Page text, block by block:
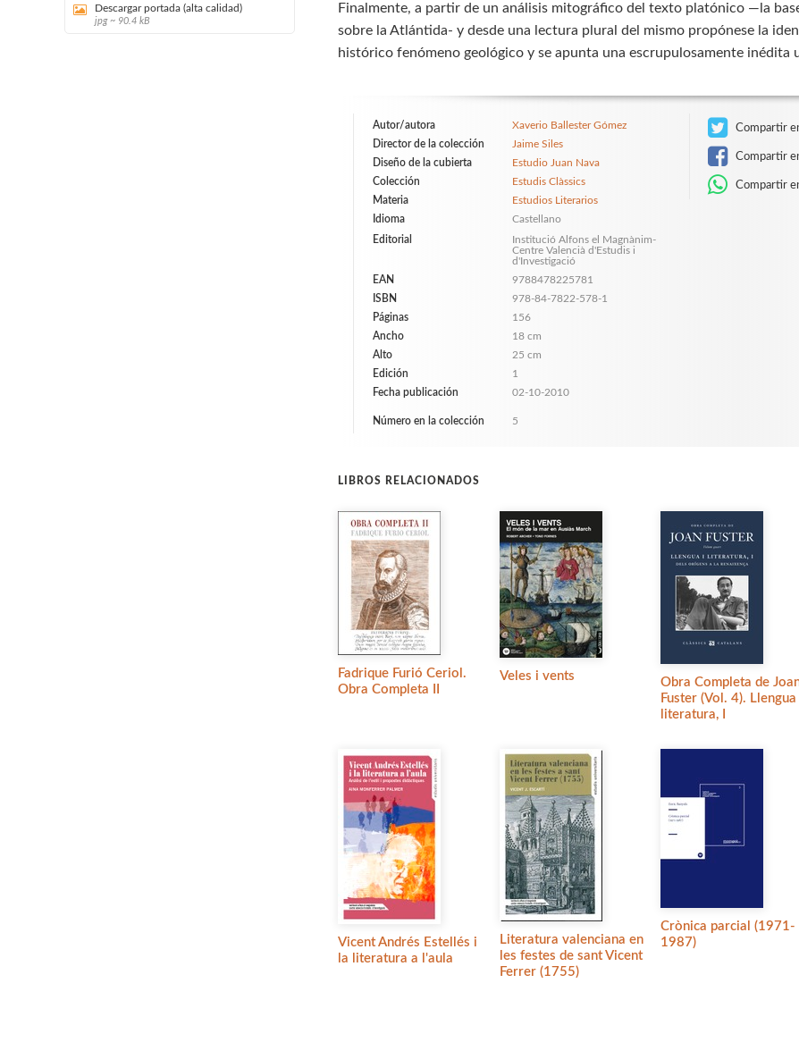
Descargar portada (alta calidad)
jpg ~ 90.4 kB
Finalmente, a partir de un análisis mitográfico del texto platónico —la
sobre la Atlántida- y desde una lectura plural del mismo propónese la
histórico fenómeno geológico y se apunta una escrupulosamente inédita
Autor/autora
Xaverio Ballester Gómez
Director de la colección
Jaime Siles
Diseño de la cubierta
Estudio Juan Nava
Colección
Estudis Clàssics
Materia
Estudios Literarios
Idioma
Castellano
Editorial
Institució Alfons el Magnànim-
Centre Valencià d'Estudis i
d'Investigació
EAN
9788478225781
ISBN
978-84-7822-578-1
Páginas
156
Ancho
18 cm
Alto
25 cm
Edición
1
Fecha publicación
02-10-2010
Número en la colección 5
Compartir
Compartir
Compartir
LIBROS RELACIONADOS
Fadrique Furió Ceriol.
Obra Completa II
Veles i vents
Obra Completa de
Fuster (Vol. 4). Llengua
literatura, I
Vicent Andrés Estellés i
la literatura a l'aula
Literatura valenciana en
les festes de sant Vicent
Ferrer (1755)
Crònica parcial (1971-
1987)